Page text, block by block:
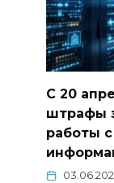
С 20
штрафы
работы